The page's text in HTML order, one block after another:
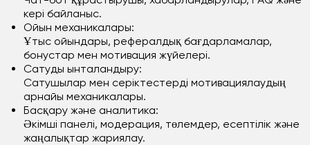
кері байланыс.
Ойын механикалары:
Ұтыс ойындары, рефералдық бағдарламалар,
бонустар мен мотивация жүйелері.
Сатуды ынталандыру:
Сатушылар мен серіктестерді мотивациялаудың
арнайы механикалары.
Басқару және аналитика:
Әкімші панелі, модерация, төлемдер, есептілік және
жаңалықтар жариялау.